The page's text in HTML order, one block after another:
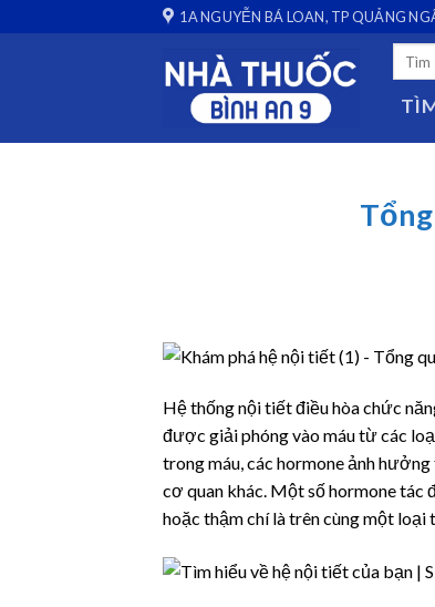
to
1A NGUYỄN BÁ LOAN, TP QUẢNG
Hệ thống nội tiết điều hòa chức
được giải phóng vào máu từ các
trong máu, các hormone ảnh
cơ quan khác. Một số hormone tác
hoặc thậm chí là trên cùng một
Mối quan hệ vùng hạ đồi – tuyến
Chức năng thùy trước tuyến yên